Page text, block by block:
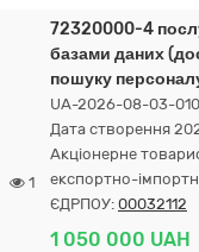
1
72320000-4
базами даних
пошуку
UA-2026-08-03-
Дата створення
Акціонерне
експортно-
ЄДРПОУ: 00032112
1 050 000 UAH